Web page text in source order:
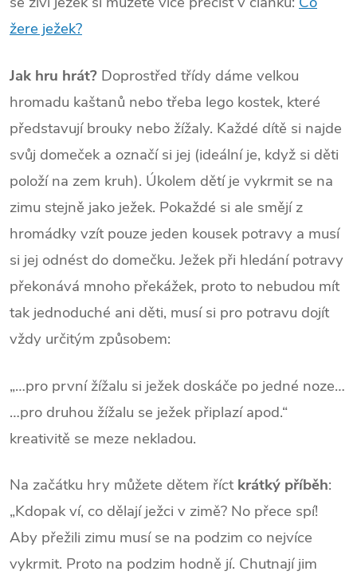
žere ježek?
Jak hru hrát? Doprostřed třídy dáme velkou
hromadu kaštanů nebo třeba lego kostek, které
představují brouky nebo žížaly. Každé dítě si najde
svůj domeček a označí si jej (ideální je, když si děti
položí na zem kruh). Úkolem dětí je vykrmit se na
zimu stejně jako ježek. Pokaždé si ale smějí z
hromádky vzít pouze jeden kousek potravy a musí
si jej odnést do domečku. Ježek při hledání potravy
překonává mnoho překážek, proto to nebudou mít
tak jednoduché ani děti, musí si pro potravu dojít
vždy určitým způsobem:
„…pro první žížalu si ježek doskáče po jedné noze…
…pro druhou žížalu se ježek připlazí apod.“
kreativitě se meze nekladou.
Na začátku hry můžete dětem říctkrátký příběh:
„Kdopak ví, co dělají ježci v zimě? No přece spí!
Aby přežili zimu musí se na podzim co nejvíce
vykrmit. Proto na podzim hodně jí. Chutnají jim